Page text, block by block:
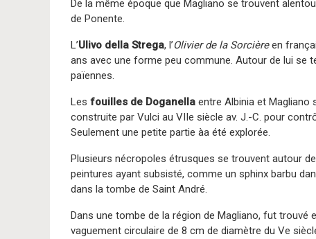
De la même époque que Magliano se trouvent
de Ponente.
L’Ulivo della Strega, l’Olivier de la Sorcièreen
ans avec une forme peu commune. Autour de lui se
païennes.
Les fouilles de Doganella entre Albinia et Magliano
construite par Vulci au VIIe siècle av. J.-C. pour
Seulement une petite partie àa été explorée.
Plusieurs nécropoles étrusques se trouvent autour
peintures ayant subsisté, comme un sphinx barbu
dans la tombe de Saint André.
Dans une tombe de la région de Magliano, fut trouvé
vaguement circulaire de 8 cm de diamètre du Ve